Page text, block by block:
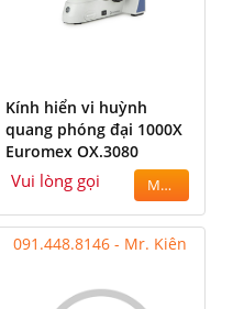
Kính hiển vi huỳnh
quang phóng đại 1000X
Euromex OX.3080
Vui lòng gọi MUA
091.448.8146 - Mr. Kiên